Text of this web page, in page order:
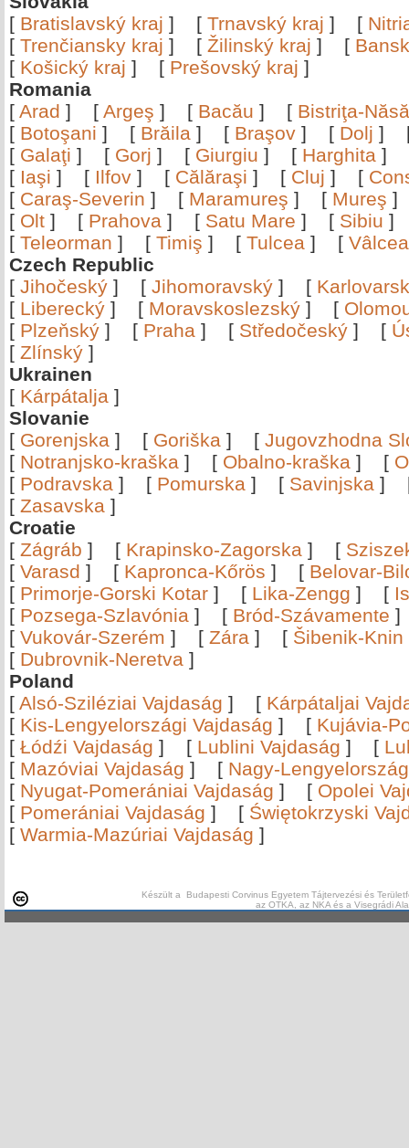
[ Bratislavský kraj ] [ Trnavský kraj ] [
[ Trenčiansky kraj ] [ Žilinský kraj ] [
[ Košický kraj ] [ Prešovský kraj ]
Romania
[ Arad ] [ Argeş ] [ Bacău ] [ Bistriţa-
[ Botoşani ] [ Brăila ] [ Braşov ] [ Dolj ]
[ Galaţi ] [ Gorj ] [ Giurgiu ] [ Harghita ]
[ Iaşi ] [ Ilfov ] [ Călăraşi ] [ Cluj ] [
[ Caraş-Severin ] [ Maramureş ] [ Mureş
[ Olt ] [ Prahova ] [ Satu Mare ] [ Sibiu
[ Teleorman ] [ Timiş ] [ Tulcea ] [
Czech Republic
[ Jihočeský ] [ Jihomoravský ] [
[ Liberecký ] [ Moravskoslezský ] [
[ Plzeňský ] [ Praha ] [ Středočeský ] [
[ Zlínský ]
Ukrainen
[ Kárpátalja ]
Slovanie
[ Gorenjska ] [ Goriška ] [ Jugovzhodna
[ Notranjsko-kraška ] [ Obalno-kraška ] [
[ Podravska ] [ Pomurska ] [ Savinjska ]
[ Zasavska ]
Croatie
[ Zágráb ] [ Krapinsko-Zagorska ] [
[ Varasd ] [ Kapronca-Kőrös ] [ Belovar-
[ Primorje-Gorski Kotar ] [ Lika-Zengg ] [
[ Pozsega-Szlavónia ] [ Bród-Szávamente
[ Vukovár-Szerém ] [ Zára ] [ Šibenik-Knin
[ Dubrovnik-Neretva ]
Poland
[ Alsó-Sziléziai Vajdaság ] [ Kárpátaljai
[ Kis-Lengyelországi Vajdaság ] [ Kujávia-
[ Łódźi Vajdaság ] [ Lublini Vajdaság ] [
[ Mazóviai Vajdaság ] [ Nagy-
[ Nyugat-Pomerániai Vajdaság ] [ Opolei
[ Pomerániai Vajdaság ] [ Świętokrzyski
[ Warmia-Mazúriai Vajdaság ]
Készült a Budapesti Corvinus Egyetem Tájtervezési és
az OTKA, az NKA és a Visegrádi